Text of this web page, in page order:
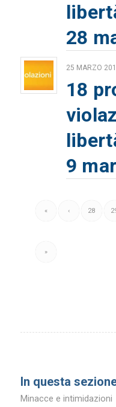
28
25 MARZO
18
9
« ‹ 28
»
In questa
Minacce e intimidazioni